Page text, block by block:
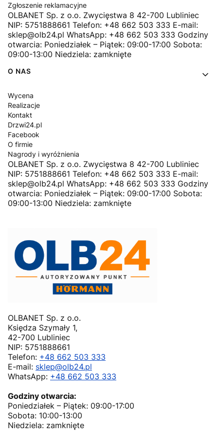
Zgłoszenie reklamacyjne
OLBANET Sp. z o.o. Zwycięstwa 8 42-700 Lubliniec
NIP: 5751888661 Telefon: +48 662 503 333 E-mail:
sklep@olb24.pl WhatsApp: +48 662 503 333 Godziny
otwarcia: Poniedziałek – Piątek: 09:00-17:00 Sobota:
09:00-13:00 Niedziela: zamknięte
O NAS
Wycena
Realizacje
Kontakt
Drzwi24.pl
Facebook
O firmie
Nagrody i wyróżnienia
OLBANET Sp. z o.o. Zwycięstwa 8 42-700 Lubliniec
NIP: 5751888661 Telefon: +48 662 503 333 E-mail:
sklep@olb24.pl WhatsApp: +48 662 503 333 Godziny
otwarcia: Poniedziałek – Piątek: 09:00-17:00 Sobota:
09:00-13:00 Niedziela: zamknięte
OLBANET Sp. z o.o.
Księdza Szymały 1,
42-700 Lubliniec
NIP: 5751888661
Telefon: +48 662 503 333
E-mail: sklep@olb24.pl
WhatsApp: +48 662 503 333
Godziny otwarcia:
Poniedziałek – Piątek: 09:00-17:00
Sobota: 10:00-13:00
Niedziela: zamknięte